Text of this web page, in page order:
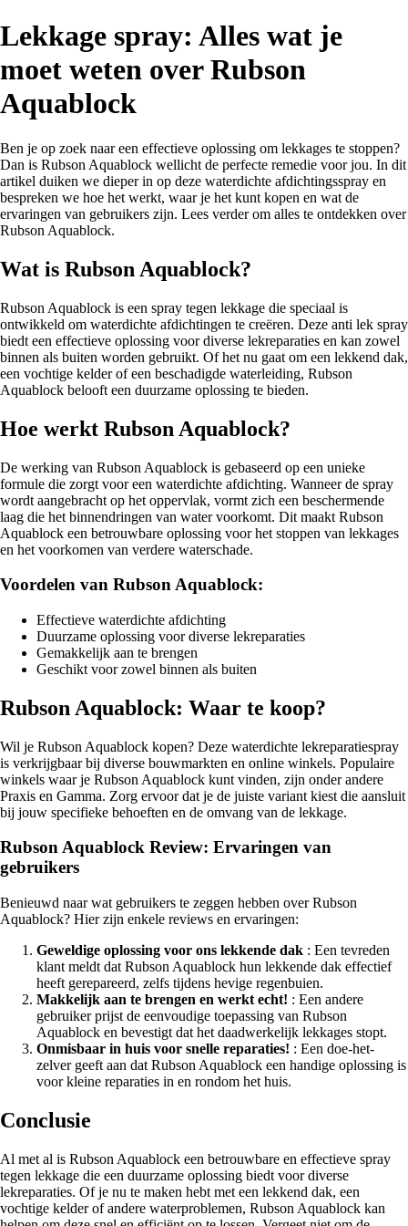
Lekkage spray: Alles wat je
moet weten over Rubson
Aquablock
Ben je op zoek naar een effectieve oplossing om lekkages te stoppen?
Dan is Rubson Aquablock wellicht de perfecte remedie voor jou. In dit
artikel duiken we dieper in op deze waterdichte afdichtingsspray en
bespreken we hoe het werkt, waar je het kunt kopen en wat de
ervaringen van gebruikers zijn. Lees verder om alles te ontdekken over
Rubson Aquablock.
Wat is Rubson Aquablock?
Rubson Aquablock is een spray tegen lekkage die speciaal is
ontwikkeld om waterdichte afdichtingen te creëren. Deze anti lek spray
biedt een effectieve oplossing voor diverse lekreparaties en kan zowel
binnen als buiten worden gebruikt. Of het nu gaat om een lekkend dak,
een vochtige kelder of een beschadigde waterleiding, Rubson
Aquablock belooft een duurzame oplossing te bieden.
Hoe werkt Rubson Aquablock?
De werking van Rubson Aquablock is gebaseerd op een unieke
formule die zorgt voor een waterdichte afdichting. Wanneer de spray
wordt aangebracht op het oppervlak, vormt zich een beschermende
laag die het binnendringen van water voorkomt. Dit maakt Rubson
Aquablock een betrouwbare oplossing voor het stoppen van lekkages
en het voorkomen van verdere waterschade.
Voordelen van Rubson Aquablock:
Effectieve waterdichte afdichting
Duurzame oplossing voor diverse lekreparaties
Gemakkelijk aan te brengen
Geschikt voor zowel binnen als buiten
Rubson Aquablock: Waar te koop?
Wil je Rubson Aquablock kopen? Deze waterdichte lekreparatiespray
is verkrijgbaar bij diverse bouwmarkten en online winkels. Populaire
winkels waar je Rubson Aquablock kunt vinden, zijn onder andere
Praxis en Gamma. Zorg ervoor dat je de juiste variant kiest die aansluit
bij jouw specifieke behoeften en de omvang van de lekkage.
Rubson Aquablock Review: Ervaringen van
gebruikers
Benieuwd naar wat gebruikers te zeggen hebben over Rubson
Aquablock? Hier zijn enkele reviews en ervaringen:
Geweldige oplossing voor ons lekkende dak : Een tevreden
klant meldt dat Rubson Aquablock hun lekkende dak effectief
heeft gerepareerd, zelfs tijdens hevige regenbuien.
Makkelijk aan te brengen en werkt echt! : Een andere
gebruiker prijst de eenvoudige toepassing van Rubson
Aquablock en bevestigt dat het daadwerkelijk lekkages stopt.
Onmisbaar in huis voor snelle reparaties! : Een doe-het-
zelver geeft aan dat Rubson Aquablock een handige oplossing is
voor kleine reparaties in en rondom het huis.
Conclusie
Al met al is Rubson Aquablock een betrouwbare en effectieve spray
tegen lekkage die een duurzame oplossing biedt voor diverse
lekreparaties. Of je nu te maken hebt met een lekkend dak, een
vochtige kelder of andere waterproblemen, Rubson Aquablock kan